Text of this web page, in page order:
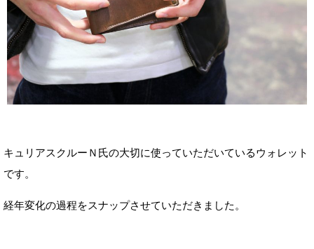
キュリアスクルーＮ氏の大切に使っていただいているウォレット
です。
経年変化の過程をスナップさせていただきました。